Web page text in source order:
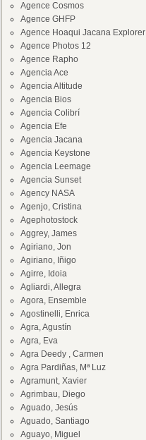
Agence Cosmos
Agence GHFP
Agence Hoaqui Jacana Explorer
Agence Photos 12
Agence Rapho
Agencia Ace
Agencia Altitude
Agencia Bios
Agencia Colibrí
Agencia Efe
Agencia Jacana
Agencia Keystone
Agencia Leemage
Agencia Sunset
Agency NASA
Agenjo, Cristina
Agephotostock
Aggrey, James
Agiriano, Jon
Agiriano, Iñigo
Agirre, Idoia
Agliardi, Allegra
Agora, Ensemble
Agostinelli, Enrica
Agra, Agustín
Agra, Eva
Agra Deedy , Carmen
Agra Pardiñas, Mª Luz
Agramunt, Xavier
Agrimbau, Diego
Aguado, Jesús
Aguado, Santiago
Aguayo, Miguel